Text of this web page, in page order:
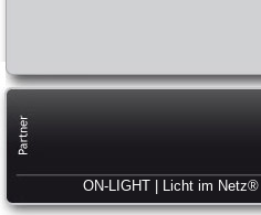
ON-LIGHT | Licht im Netz®